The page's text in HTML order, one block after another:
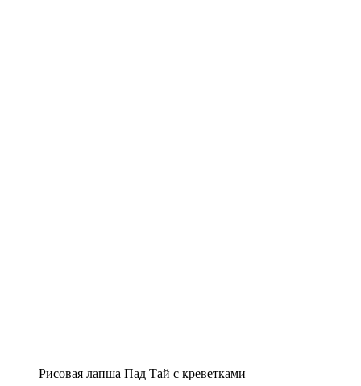
Рисовая лапша Пад Тай с креветками